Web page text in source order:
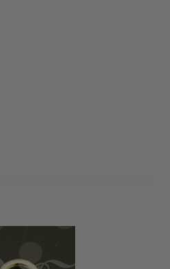
dit product op voorraad is